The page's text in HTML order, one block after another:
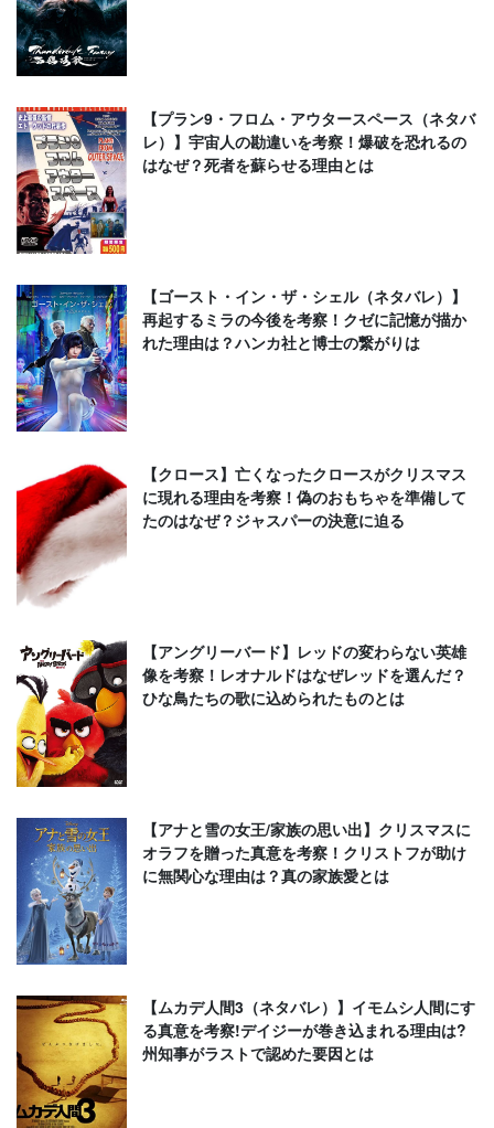
【プラン9・フロム・アウタースペース（ネタバ
レ）】宇宙人の勘違いを考察！爆破を恐れるの
はなぜ？死者を蘇らせる理由とは
【ゴースト・イン・ザ・シェル（ネタバレ）】
再起するミラの今後を考察！クゼに記憶が描か
れた理由は？ハンカ社と博士の繋がりは
【クロース】亡くなったクロースがクリスマス
に現れる理由を考察！偽のおもちゃを準備して
たのはなぜ？ジャスパーの決意に迫る
【アングリーバード】レッドの変わらない英雄
像を考察！レオナルドはなぜレッドを選んだ？
ひな鳥たちの歌に込められたものとは
【アナと雪の女王/家族の思い出】クリスマスに
オラフを贈った真意を考察！クリストフが助け
に無関心な理由は？真の家族愛とは
【ムカデ人間3（ネタバレ）】イモムシ人間にす
る真意を考察!デイジーが巻き込まれる理由は?
州知事がラストで認めた要因とは